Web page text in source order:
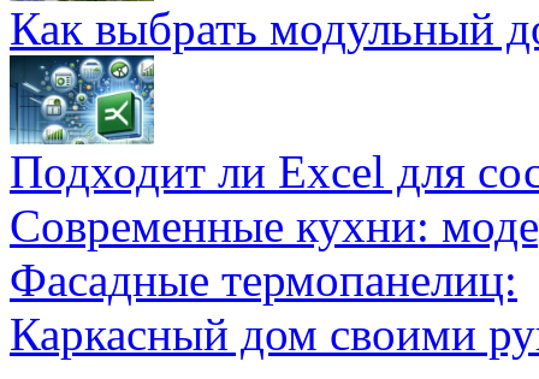
Как выбрать модульный
Подходит ли Excel для
Современные кухни:
Фасадные термопанелиц:
Каркасный дом своими